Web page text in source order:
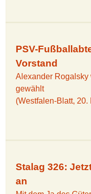
PSV-
Vorstand
Alexander
gewählt
(Westfalen-Blatt, 20.
Stalag 326:
an